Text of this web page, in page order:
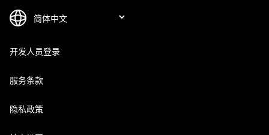
开发人员登录
服务条款
隐私政策